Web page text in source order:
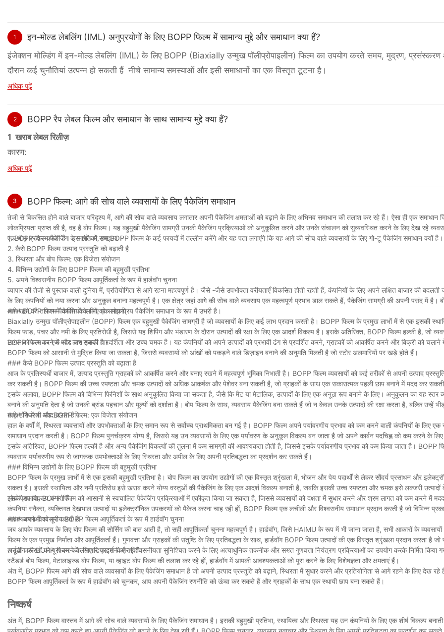
1 इन-मोल्ड लेबलिंग (IML) अनुप्रयोगों के लिए BOPP फिल्म में सामान्य मुद्दे और समाधान क्या हैं?
इंजेक्शन मोल्डिंग में इन-मोल्ड लेबलिंग (IML) के लिए BOPP (Biaxially उन्मुख पॉलीप्रोपाइलीन) फिल्म का उपयोग करते समय, मुद्रण, प्रसंस्करण
दौरान कई चुनौतियां उत्पन्न हो सकती हैं नीचे सामान्य समस्याओं और इसी समाधानों का एक विस्तृत टूटना है।
समस्या:
● स्याही आसंजन समस्याएं: BOPP फिल्म में एक चिकनी, गैर-छिद्रपूर्ण सतह होती है, जिससे स्याही आसंजन मुश्किल हो जाती है।
● स्याही सुखाने के मुद्दे: कुछ स्याही बहुत धीरे -धीरे बोप पर सूखते हैं, जिससे स्मूडिंग या अपूर्ण इलाज होता है।
समाधान:
✅ सतह के तनाव और स्याही संबंध को बढ़ाने के लिए सतह उपचार (जैसे, कोरोना उपचार या प्राइमर कोटिंग) करें।
✅ बेहतर रंग स्थिरता और अपारदर्शिता के लिए सफेद या अपारदर्शी बोप फिल्में चुनें।
2 स्थिर बिजली की समस्याएं
समस्या:
● फिल्म स्टिकिंग टुगेदर: हाई स्टेटिक चार्ज के कारण बोप लेबल छड़ी करते हैं, जिससे फीडिंग और हैंडलिंग मुश्किल हो जाती है।
● धूल आकर्षण: स्टेटिक बिल्डअप धूल और मलबे को आकर्षित करता है, जो प्रिंट की गुणवत्ता और मोल्ड आसंजन को प्रभावित कर सकता है।
समाधान:
✅ स्थैतिक बिल्डअप को कम करने के लिए BOPP फिल्म पर एंटी-स्टैटिक ट्रीटमेंट या कोटिंग्स का उपयोग करें।
✅ स्थैतिक आवेशों को बेअसर करने के लिए उत्पादन लाइन में आयनीकरण सलाखों को स्थापित करें।
✅ स्थैतिक बिजली को कम करने के लिए उत्पादन वातावरण में उचित आर्द्रता का स्तर बनाए रखें।
3 डाई-कटिंग और लेबल हैंडलिंग मुद्दे
समस्या:
● गरीब डाई-कटिंग सटीकता: BOPP की क्रूरता खुरदरी या असमान कटौती का कारण बन सकती है।
● एज कर्लिंग: अनुचित कटिंग या तनाव नियंत्रण मोल्ड में प्लेसमेंट को प्रभावित करते हुए, कर्ल किए गए लेबल को प्रभावित कर सकता है।
● फिल्म फाड़ या युद्ध: प्रसंस्करण के दौरान गलत तनाव लेबल को नुकसान पहुंचा सकता है।
समाधान:
✅ तेज, उच्च-सटीक मरता है और साफ किनारों के लिए काटने के दबाव का अनुकूलन करें।
✅ लेबल वारिंग को रोकने के लिए कटिंग प्रक्रिया में वेब तनाव को नियंत्रित करें।
✅ मल्टी-लेयर बोप फिल्मों का उपयोग करें जो बेहतर कठोरता और स्थिरता प्रदान करते हैं।
4 इंजेक्शन मोल्ड में आसंजन और संबंध समस्याएं
समस्या:
● मोल्ड के अंदर लेबल शिफ्टिंग: यदि लेबल जगह में नहीं रहता है, तो यह मिसलिग्न्मेंट या दोष का कारण बन सकता है।
अधिक पढ़ें
2 BOPP रैप लेबल फिल्म और समाधान के साथ सामान्य मुद्दे क्या हैं?
1 खराब लेबल रिलीज़
कारण:
●अपर्याप्त या कम गुणवत्ता वाले चिपकने वाला।
●स्थिर बिजली के कारण लेबल एक साथ चिपके रहते हैं या असमान रूप से रिलीज होते हैं।
समाधान:
✅बेहतर संबंध के लिए एक उपयुक्त चिपकने वाला (दबाव-संवेदनशील या गर्मी-सक्रिय) का उपयोग करें।
✅लेबलिंग मशीन दबाव और चिकनी लेबल रिलीज के लिए गति को समायोजित करें।
✅स्थैतिक-संबंधित मुद्दों को कम करने के लिए एंटी-स्टैटिक कोटिंग्स या नियंत्रण आर्द्रता को लागू करें।
2 आवेदन के बाद बुदबुदाती या झुर्रियाँ
कारण:
●आवेदन के दौरान लेबल के नीचे फंसी हुई हवा।
●लेबलिंग प्रक्रिया में अनुचित तनाव या दबाव।
●बोतल की सतह पर संदूषक, जैसे कि तेल, धूल या नमी।
समाधान:
✅ एक लचीली BOPP फिल्म का उपयोग करें जो बोतल घटता के लिए अच्छी तरह से अनुरूप हो।
✅लेबल पर भी दबाव लागू करने के लिए लेबल ऐप्लिकेटर सेटिंग्स को समायोजित करें।
✅ सुनिश्चित करें कि लेबलिंग से पहले बोतल की सतह साफ और सूखी हैं।
3 गरीब प्रिंट गुणवत्ता
कारण:
●Bopp फिल्म के लिए असंगत स्याही या खराब स्याही आसंजन।
●गलत प्रिंटिंग मशीन सेटिंग्स, स्याही वितरण को प्रभावित करना।
●BOPP फिल्म (जैसे लापता कोरोना उपचार) का अपर्याप्त पूर्व-उपचार।
समाधान:
✅यूवी, फ्लेक्सोग्राफिक, या ग्रेव्योर स्याही चुनें जो बोप फिल्म के लिए अच्छी तरह से पालन करते हैं।
✅सुनिश्चित करें कि BOPP फिल्म में कोरोना उपचार (सतह ऊर्जा/38 DYN/CM) से गुजरना पड़ा है।
✅दबाव, गति और सुखाने के समय जैसे प्रिंटिंग मशीन सेटिंग्स का अनुकूलन करें।
4 लेबल एप्लिकेशन के दौरान मिसलिग्न्मेंट
अधिक पढ़ें
3 BOPP फिल्म: आगे की सोच वाले व्यवसायों के लिए पैकेजिंग समाधान
तेजी से विकसित होने वाले बाजार परिदृश्य में, आगे की सोच वाले व्यवसाय लगातार अपनी पैकेजिंग क्षमताओं को बढ़ाने के लिए अभिनव समाधान की तलाश कर रहे हैं। ऐसा ही एक समाधान
लोकप्रियता प्राप्त की है, वह है बोप फिल्म। यह बहुमुखी पैकेजिंग सामग्री उनकी पैकेजिंग प्रक्रियाओं को अनुकूलित करने और उनके संचालन को सुव्यवस्थित करने के लिए देख रहे
एक भीड़ प्रदान करती है। इस लेख में, हम BOPP फिल्म के कई फायदों में तल्लीन करेंगे और यह पता लगाएंगे कि यह आगे की सोच वाले व्यवसायों के लिए गो-टू पैकेजिंग समाधान क्यों है।
1. BOPP फिल्म पैकेजिंग के लाभों को समझना
2. कैसे BOPP फिल्म उत्पाद प्रस्तुति को बढ़ाती है
3. स्थिरता और बोप फिल्म: एक विजेता संयोजन
4. विभिन्न उद्योगों के लिए BOPP फिल्म की बहुमुखी प्रतिभा
5. अपने विश्वसनीय BOPP फिल्म आपूर्तिकर्ता के रूप में हार्डवॉग चुनना
व्यापार की तेजी से पुस्तक वाली दुनिया में, प्रतियोगिता से आगे रहना महत्वपूर्ण है। जैसे -जैसे उपभोक्ता वरीयताएँ विकसित होती रहती हैं, कंपनियों के लिए अपने लक्षित बाजार की
के लिए कंपनियों को नया करना और अनुकूल बनाना महत्वपूर्ण है। एक क्षेत्र जहां आगे की सोच वाले व्यवसाय एक महत्वपूर्ण प्रभाव डाल सकते हैं, पैकेजिंग सामग्री की अपनी पसंद में है।
आगे रहने की तलाश में कंपनियों के लिए एक लोकप्रिय पैकेजिंग समाधान के रूप में उभरी है।
### BOPP फिल्म पैकेजिंग के लाभों को समझना
Biaxially उन्मुख पॉलीप्रोपाइलीन (BOPP) फिल्म एक बहुमुखी पैकेजिंग सामग्री है जो व्यवसायों के लिए कई लाभ प्रदान करती है। BOPP फिल्म के प्रमुख लाभों में से एक इसकी
फिल्म फाड़, पंचर और नमी के लिए प्रतिरोधी है, जिससे यह शिपिंग और भंडारण के दौरान उत्पादों की रक्षा के लिए एक आदर्श विकल्प है। इसके अतिरिक्त, BOPP फिल्म हल्की है, जो
लागत को कम करने में मदद कर सकती है।
BOPP फिल्म का एक और लाभ इसकी पारदर्शिता और उच्च चमक है। यह कंपनियों को अपने उत्पादों को प्रभावी ढंग से प्रदर्शित करने, ग्राहकों को आकर्षित करने और बिक्री को चलाने
BOPP फिल्म को आसानी से मुद्रित किया जा सकता है, जिससे व्यवसायों को आंखों को पकड़ने वाले डिज़ाइन बनाने की अनुमति मिलती है जो स्टोर अलमारियों पर खड़े होते हैं।
### कैसे BOPP फिल्म उत्पाद प्रस्तुति को बढ़ाता है
आज के प्रतिस्पर्धी बाजार में, उत्पाद प्रस्तुति ग्राहकों को आकर्षित करने और बनाए रखने में महत्वपूर्ण भूमिका निभाती है। BOPP फिल्म व्यवसायों को कई तरीकों से अपनी उत्पाद
कर सकती है। BOPP फिल्म की उच्च स्पष्टता और चमक उत्पादों को अधिक आकर्षक और पेशेवर बना सकती है, जो ग्राहकों के साथ एक सकारात्मक पहली छाप बनाने में मदद कर
इसके अलावा, BOPP फिल्म को विभिन्न फिनिशों के साथ अनुकूलित किया जा सकता है, जैसे कि मैट या मेटालिक, उत्पादों के लिए एक अनूठा रूप बनाने के लिए। अनुकूलन का यह स्तर
बनाने की अनुमति देता है जो उनकी ब्रांड पहचान और मूल्यों को दर्शाता है। बोप फिल्म के साथ, व्यवसाय पैकेजिंग बना सकते हैं जो न केवल उनके उत्पादों की रक्षा करता है, बल्कि उन्हें भीड़
खड़े होने में भी मदद करता है।
### स्थिरता और BOPP फिल्म: एक विजेता संयोजन
हाल के वर्षों में, स्थिरता व्यवसायों और उपभोक्ताओं के लिए समान रूप से सर्वोच्च प्राथमिकता बन गई है। BOPP फिल्म अपने पर्यावरणीय प्रभाव को कम करने वाली कंपनियों के लिए एक
समाधान प्रदान करती है। BOPP फिल्म पुनर्चक्रण योग्य है, जिससे यह उन व्यवसायों के लिए एक पर्यावरण के अनुकूल विकल्प बन जाता है जो अपने कार्बन पदचिह्न को कम करने के लिए
इसके अतिरिक्त, BOPP फिल्म हल्की है और अन्य पैकेजिंग विकल्पों की तुलना में कम सामग्री की आवश्यकता होती है, जिससे इसके पर्यावरणीय प्रभाव को कम किया जाता है। BOPP
व्यवसाय पर्यावरणीय रूप से जागरूक उपभोक्ताओं के लिए स्थिरता और अपील के लिए अपनी प्रतिबद्धता का प्रदर्शन कर सकते हैं।
### विभिन्न उद्योगों के लिए BOPP फिल्म की बहुमुखी प्रतिभा
BOPP फिल्म के प्रमुख लाभों में से एक इसकी बहुमुखी प्रतिभा है। बोप फिल्म का उपयोग उद्योगों की एक विस्तृत श्रृंखला में, भोजन और पेय पदार्थों से लेकर सौंदर्य प्रसाधन और
सकता है। इसकी स्थायित्व और नमी प्रतिरोध इसे खराब करने योग्य वस्तुओं की पैकेजिंग के लिए एक आदर्श विकल्प बनाती है, जबकि इसकी उच्च स्पष्टता और चमक इसे लक्जरी उत्पादों
लोकप्रिय विकल्प बनाते हैं।
इसके अलावा, BOPP फिल्म को आसानी से स्वचालित पैकेजिंग प्रक्रियाओं में एकीकृत किया जा सकता है, जिससे व्यवसायों को दक्षता में सुधार करने और श्रम लागत को कम करने में
कंपनियां स्नैक्स, व्यक्तिगत देखभाल उत्पादों या इलेक्ट्रॉनिक उपकरणों को पैकेज करना चाह रही हों, BOPP फिल्म एक लचीली और विश्वसनीय समाधान प्रदान करती है जो विभिन्न
आवश्यकताओं को पूरा करती है।
### अपने विश्वसनीय BOPP फिल्म आपूर्तिकर्ता के रूप में हार्डवॉग चुनना
जब आपके व्यवसाय के लिए बोप फिल्म की सोर्सिंग की बात आती है, तो सही आपूर्तिकर्ता चुनना महत्वपूर्ण है। हार्डवॉग, जिसे HAIMU के रूप में भी जाना जाता है, सभी आकारों के
फिल्म के एक प्रमुख निर्माता और आपूर्तिकर्ता हैं। गुणवत्ता और ग्राहकों की संतुष्टि के लिए प्रतिबद्धता के साथ, हार्डवॉग BOPP फिल्म उत्पादों की एक विस्तृत श्रृंखला प्रदान करता है जो
अनूठी जरूरतों को पूरा करने के लिए डिज़ाइन किए गए हैं।
हार्डवॉग की BOPP फिल्म को लगातार प्रदर्शन और विश्वसनीयता सुनिश्चित करने के लिए अत्याधुनिक तकनीक और सख्त गुणवत्ता नियंत्रण प्रक्रियाओं का उपयोग करके निर्मित किया
स्टैंडर्ड बोप फिल्म, मेटालाइज्ड बोप फिल्म, या व्हाइट बोप फिल्म की तलाश कर रहे हों, हार्डवॉग में आपकी आवश्यकताओं को पूरा करने के लिए विशेषज्ञता और क्षमताएं हैं।
अंत में, BOPP फिल्म आगे की सोच वाले व्यवसायों के लिए पैकेजिंग समाधान है जो अपनी उत्पाद प्रस्तुति को बढ़ाने, स्थिरता में सुधार करने और प्रतियोगिता से आगे रहने के लिए देख रहे
BOPP फिल्म आपूर्तिकर्ता के रूप में हार्डवॉग को चुनकर, आप अपनी पैकेजिंग रणनीति को ऊंचा कर सकते हैं और ग्राहकों के साथ एक स्थायी छाप बना सकते हैं।
निष्कर्ष
अंत में, BOPP फिल्म वास्तव में आगे की सोच वाले व्यवसायों के लिए पैकेजिंग समाधान है। इसकी बहुमुखी प्रतिभा, स्थायित्व और स्थिरता यह उन कंपनियों के लिए एक शीर्ष विकल्प